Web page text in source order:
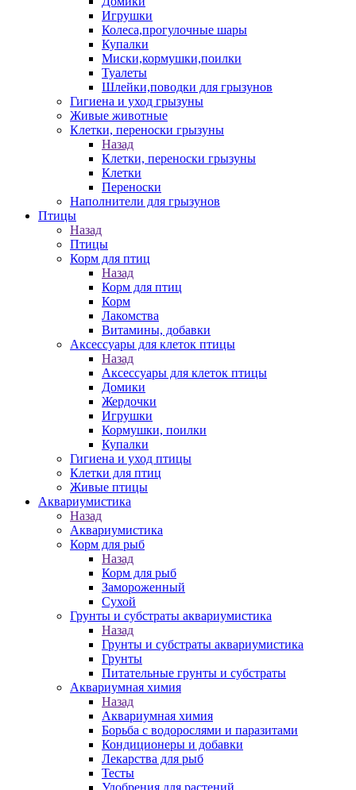
Игрушки
Колеса,прогулочные шары
Купалки
Миски,кормушки,поилки
Туалеты
Шлейки,поводки для грызунов
Гигиена и уход грызуны
Живые животные
Клетки, переноски грызуны
Назад
Клетки, переноски грызуны
Клетки
Переноски
Наполнители для грызунов
Птицы
Назад
Птицы
Корм для птиц
Назад
Корм для птиц
Корм
Лакомства
Витамины, добавки
Аксессуары для клеток птицы
Назад
Аксессуары для клеток птицы
Домики
Жердочки
Игрушки
Кормушки, поилки
Купалки
Гигиена и уход птицы
Клетки для птиц
Живые птицы
Аквариумистика
Назад
Аквариумистика
Корм для рыб
Назад
Корм для рыб
Замороженный
Сухой
Грунты и субстраты аквариумистика
Назад
Грунты и субстраты аквариумистика
Грунты
Питательные грунты и субстраты
Аквариумная химия
Назад
Аквариумная химия
Борьба с водорослями и паразитами
Кондиционеры и добавки
Лекарства для рыб
Тесты
Удобрения для растений